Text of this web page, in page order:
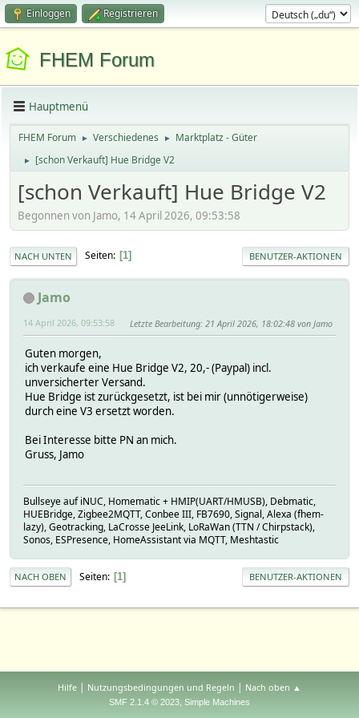
Einloggen Registrieren
FHEM Forum
Hauptmenü
FHEM Forum ► Verschiedenes ► Marktplatz - Güter
► [schon Verkauft] Hue Bridge V2
[schon Verkauft] Hue Bridge V2
Begonnen von Jamo, 14 April 2026, 09:53:58
NACH UNTEN Seiten 1 BENUTZER-AKTIONEN
Jamo
14 April 2026, 09:53:58 Letzte Bearbeitung: 21 April 2026, 18:02:48 von Jamo
Guten morgen,
ich verkaufe eine Hue Bridge V2, 20,- (Paypal) incl.
unversicherter Versand.
Hue Bridge ist zurückgesetzt, ist bei mir (unnötigerweise)
durch eine V3 ersetzt worden.
Bei Interesse bitte PN an mich.
Gruss, Jamo
Bullseye auf iNUC, Homematic + HMIP(UART/HMUSB), Debmatic,
HUEBridge, Zigbee2MQTT, Conbee III, FB7690, Signal, Alexa (fhem-
lazy), Geotracking, LaCrosse JeeLink, LoRaWan (TTN / Chirpstack),
Sonos, ESPresence, HomeAssistant via MQTT, Meshtastic
NACH OBEN Seiten 1 BENUTZER-AKTIONEN
Hilfe | Nutzungsbedingungen und Regeln | Nach oben ▲
SMF 2.1.4 © 2023, Simple Machines